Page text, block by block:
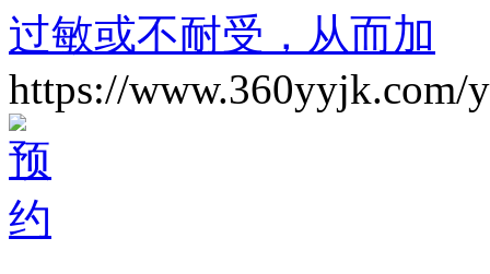
过敏或不耐受，从而加
https://www.360yyjk.com/